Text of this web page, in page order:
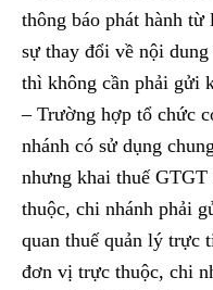
thông báo phát hành
sự thay đổi về nội
thì không cần phải gửi
– Trường hợp tổ chức
nhánh có sử dụng
nhưng khai thuế
thuộc, chi nhánh phải
quan thuế quản lý trực
đơn vị trực thuộc, chi